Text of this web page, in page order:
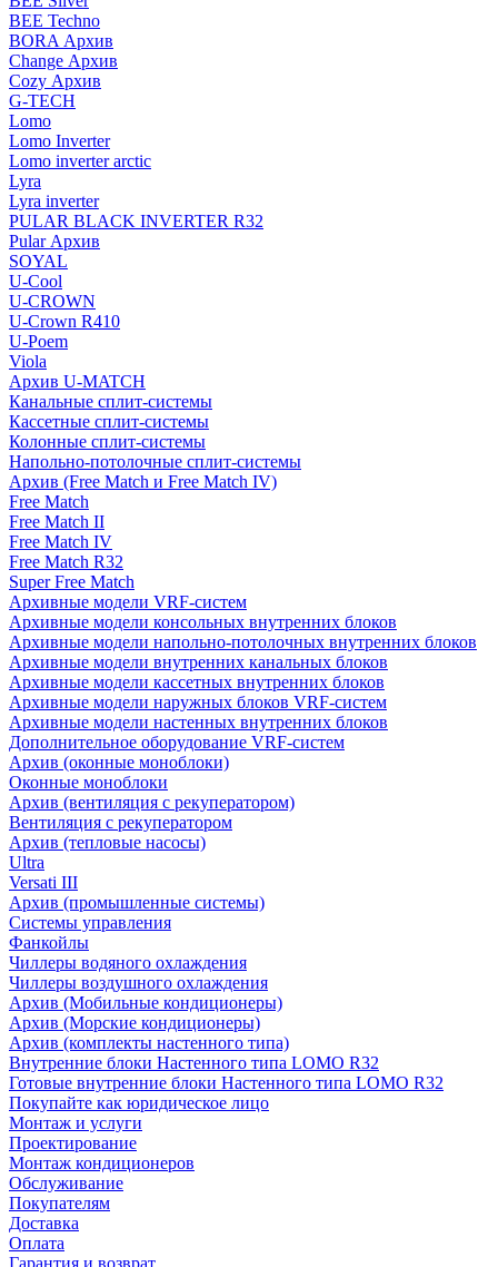
BEE Techno
BORA Архив
Change Архив
Cozy Архив
G-TECH
Lomo
Lomo Inverter
Lomo inverter arctic
Lyra
Lyra inverter
PULAR BLACK INVERTER R32
Pular Архив
SOYAL
U-Cool
U-CROWN
U-Crown R410
U-Poem
Viola
Архив U-MATCH
Канальные сплит-системы
Кассетные сплит-системы
Колонные сплит-системы
Напольно-потолочные сплит-системы
Архив (Free Match и Free Match IV)
Free Match
Free Match II
Free Match IV
Free Match R32
Super Free Match
Архивные модели VRF-систем
Архивные модели консольных внутренних блоков
Архивные модели напольно-потолочных внутренних блоков
Архивные модели внутренних канальных блоков
Архивные модели кассетных внутренних блоков
Архивные модели наружных блоков VRF-систем
Архивные модели настенных внутренних блоков
Дополнительное оборудование VRF-систем
Архив (оконные моноблоки)
Оконные моноблоки
Архив (вентиляция с рекуператором)
Вентиляция с рекуператором
Архив (тепловые насосы)
Ultra
Versati III
Архив (промышленные системы)
Системы управления
Фанкойлы
Чиллеры водяного охлаждения
Чиллеры воздушного охлаждения
Архив (Мобильные кондиционеры)
Архив (Морские кондиционеры)
Архив (комплекты настенного типа)
Внутренние блоки Настенного типа LOMO R32
Готовые внутренние блоки Настенного типа LOMO R32
Покупайте как юридическое лицо
Монтаж и услуги
Проектирование
Монтаж кондиционеров
Обслуживание
Покупателям
Доставка
Оплата
Гарантия и возврат